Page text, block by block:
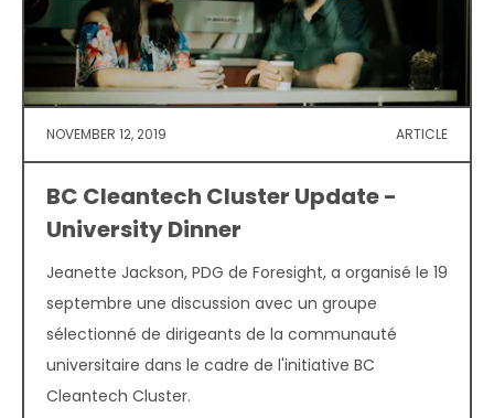
NOVEMBER 12, 2019 ARTICLE
BC Cleantech Cluster Update -
University Dinner
Jeanette Jackson, PDG de Foresight, a organisé le 19
septembre une discussion avec un groupe
sélectionné de dirigeants de la communauté
universitaire dans le cadre de l'initiative BC
Cleantech Cluster.